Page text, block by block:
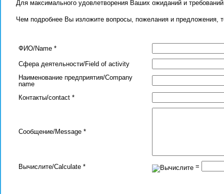
Для максимального удовлетворения Ваших ожиданий и
Чем подробнее Вы изложите вопросы, пожелания и
ФИО/Name *
Сфера деятельности/Field of activity
Наименование предприятия/Company
name
Контакты/contact *
Сообщение/Message *
Вычислите/Calculate * =